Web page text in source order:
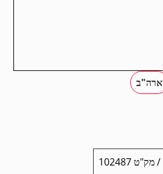
ארה"ב